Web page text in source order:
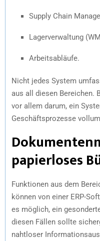
Supply Chain
Lagerverwaltung
Arbeitsabläufe.
Nicht jedes System
aus all diesen Bereichen.
vor allem darum, ein
Geschäftsprozesse
papierloses
Funktionen aus dem
können von einer ERP-
es möglich, ein
diesen Fällen sollte
nahtloser